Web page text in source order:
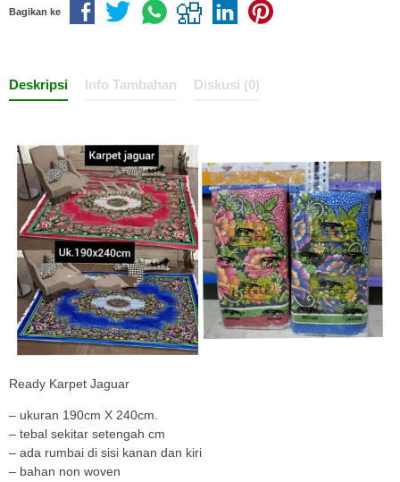
Bagikan ke
Deskripsi Info Tambahan Diskusi (0)
Ready Karpet Jaguar
– ukuran 190cm X 240cm.
– tebal sekitar setengah cm
– ada rumbai di sisi kanan dan kiri
– bahan non woven